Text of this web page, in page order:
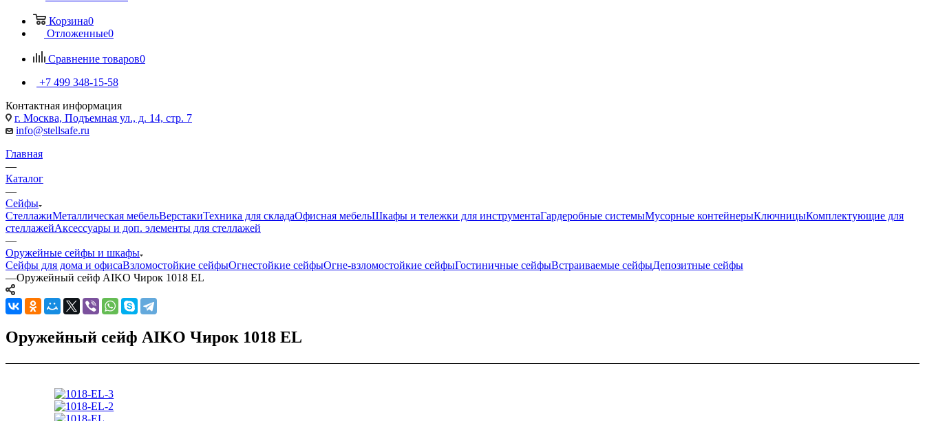
Корзина0
Отложенные0
Сравнение товаров0
+7 499 348-15-58
Контактная информация
г. Москва, Подъемная ул., д. 14, стр. 7
info@stellsafe.ru
Главная
—
Каталог
—
Сейфы
СтеллажиМеталлическая мебельВерстакиТехника для складаОфисная мебельШкафы и тележки для инструментаГардеробные системыМусорные контейнерыКлючницыКомплектующие для
стеллажейАксессуары и доп. элементы для стеллажей
—
Оружейные сейфы и шкафы
Сейфы для дома и офисаВзломостойкие сейфыОгнестойкие сейфыОгне-взломостойкие сейфыГостиничные сейфыВстраиваемые сейфыДепозитные сейфы
—Оружейный сейф AIKO Чирок 1018 EL
Оружейный сейф AIKO Чирок 1018 EL